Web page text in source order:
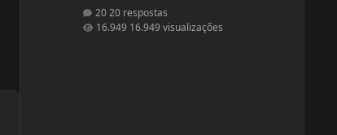
testosterona a 1 ano (TRT legítima) em
decorrência de hipofunção testiscular
20 respostas
16.949 visualizações